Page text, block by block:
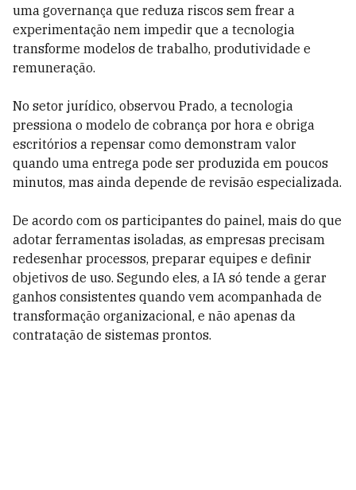
uma governança que reduza riscos sem frear a
experimentação nem impedir que a tecnologia
transforme modelos de trabalho, produtividade e
remuneração.
No setor jurídico, observou Prado, a tecnologia
pressiona o modelo de cobrança por hora e obriga
escritórios a repensar como demonstram valor
quando uma entrega pode ser produzida em poucos
minutos, mas ainda depende de revisão especializada.
De acordo com os participantes do painel, mais do que
adotar ferramentas isoladas, as empresas precisam
redesenhar processos, preparar equipes e definir
objetivos de uso. Segundo eles, a IA só tende a gerar
ganhos consistentes quando vem acompanhada de
transformação organizacional, e não apenas da
contratação de sistemas prontos.